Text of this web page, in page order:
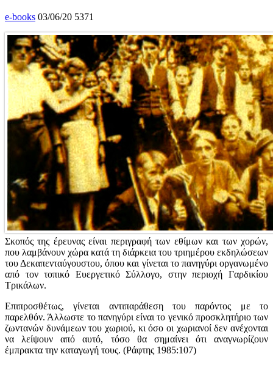
e-books 03/06/20 5371
Σκοπός της έρευνας είναι περιγραφή των εθίμων και των χορών,
που λαμβάνουν χώρα κατά τη διάρκεια του τριημέρου εκδηλώσεων
του Δεκαπενταύγουστου, όπου και γίνεται το πανηγύρι οργανωμένο
από τον τοπικό Ευεργετικό Σύλλογο, στην περιοχή Γαρδικίου
Τρικάλων.
Επιπροσθέτως, γίνεται αντιπαράθεση του παρόντος με το
παρελθόν. Άλλωστε το πανηγύρι είναι το γενικό προσκλητήριο των
ζωντανών δυνάμεων του χωριού, κι όσο οι χωριανοί δεν ανέχονται
να λείψουν από αυτό, τόσο θα σημαίνει ότι αναγνωρίζουν
έμπρακτα την καταγωγή τους. (Ράφτης 1985:107)